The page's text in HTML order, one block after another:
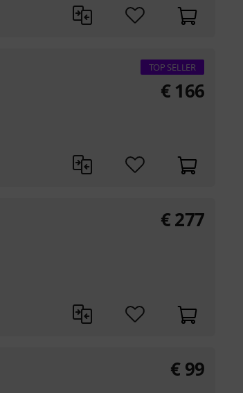
TOP SELLER
€ 166
€277
€ 99